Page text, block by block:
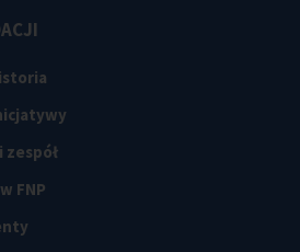
zespół
FNP